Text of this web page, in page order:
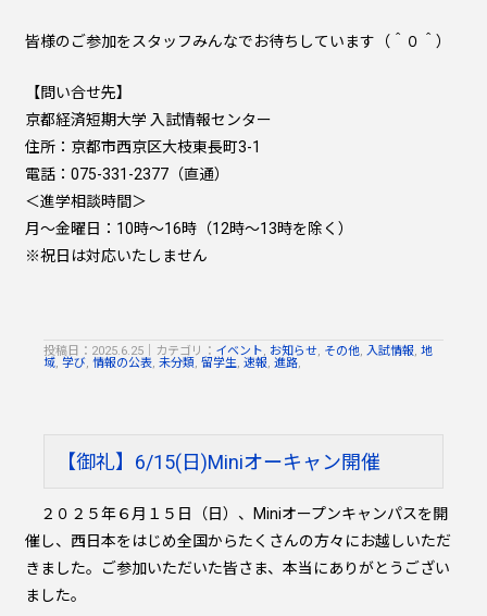
皆様のご参加をスタッフみんなでお待ちしています（＾０＾）
【問い合せ先】
京都経済短期大学 入試情報センター
住所：京都市西京区大枝東長町3-1
電話：075-331-2377（直通）
＜進学相談時間＞
月～金曜日：10時～16時（12時～13時を除く）
※祝日は対応いたしません
投稿日：2025.6.25 カテゴリ： イベント, お知らせ, その他, 入試情報, 地
域, 学び, 情報の公表, 未分類, 留学生, 速報, 進路,
【御礼】6/15(日)Miniオーキャン開催
２０２５年６月１５日（日）、Miniオープンキャンパスを開
催し、西日本をはじめ全国からたくさんの方々にお越しいただ
きました。ご参加いただいた皆さま、本当にありがとうござい
ました。